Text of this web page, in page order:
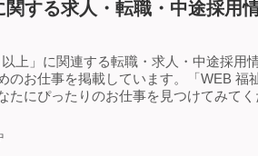
する求人・転職・中途採用
上」に関連する転職・求人・中途採用
お仕事を掲載しています。「WEB 福
たにぴったりのお仕事を見つけてみてく